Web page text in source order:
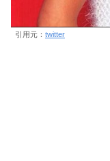
引用元： twitter